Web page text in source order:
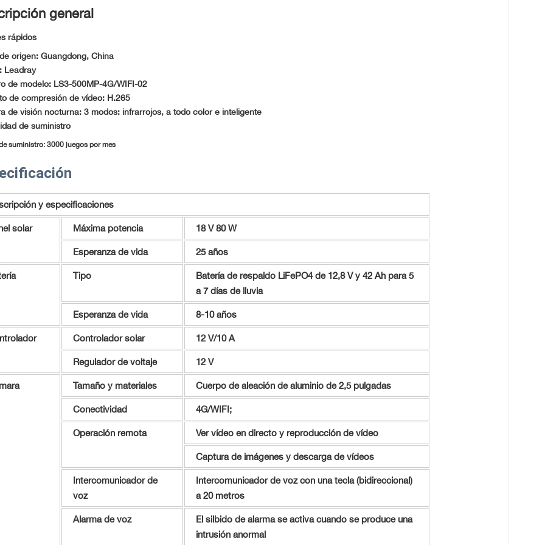
general
rápidos
origen: Guangdong, China
Leadray
de modelo: LS3-500MP-4G/WIFI-02
de compresión de vídeo: H.265
de visión nocturna: 3 modos: infrarrojos, a todo color e inteligente
de suministro
suministro: 3000 juegos por mes
y especificaciones
solar Máxima potencia 18 V 80 W
Esperanza de vida 25 años
Tipo
Batería de respaldo LiFePO4 de 12,8 V y 42 Ah para 5
a 7 días de lluvia
Esperanza de vida 8-10 años
Controlador solar 12 V/10 A
Regulador de voltaje 12 V
Tamaño y materiales Cuerpo de aleación de aluminio de 2,5 pulgadas
Conectividad 4G/WIFI;
Operación remota Ver vídeo en directo y reproducción de vídeo
Captura de imágenes y descarga de vídeos
Intercomunicador de
voz
Intercomunicador de voz con una tecla (bidireccional)
a 20 metros
Alarma de voz
El silbido de alarma se activa cuando se produce una
intrusión anormal